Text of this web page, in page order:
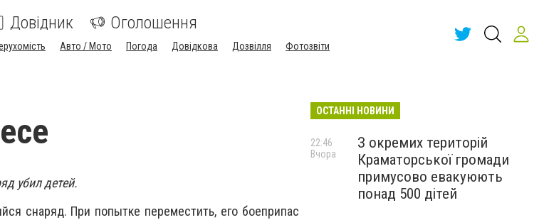
Довідник Оголошення
Авто / Мото Погода Довідкова Дозвілля Фотозвіти
убил детей.
снаряд. При попытке переместить, его боеприпас
ОСТАННІ НОВИНИ
З окремих територій
Краматорської громади
примусово евакуюють
понад 500 дітей
22:46
Вчора